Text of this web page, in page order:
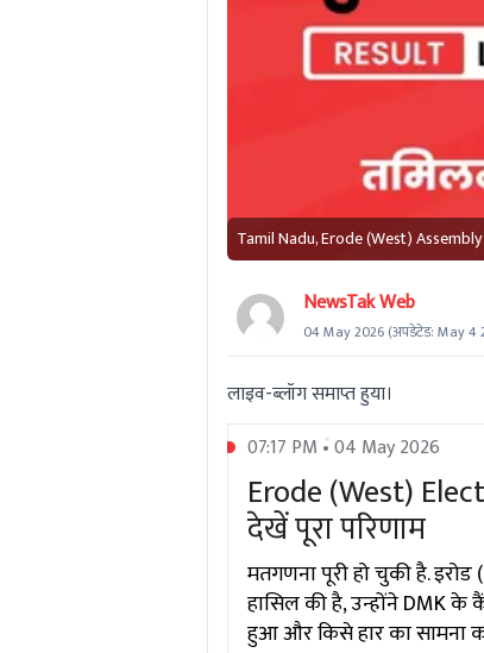
Tamil Nadu, Erode (West)
NewsTak Web
04 May 2026(अपडेटेड: May 4
लाइव-ब्लॉग समाप्त हुया।
07:17 PM • 04 May 2026
Erode (West)
देखें पूरा परिणाम
मतगणना पूरी हो चुकी है.
हासिल की है, उन्होंने DMK के
हुआ और किसे हार का सामना